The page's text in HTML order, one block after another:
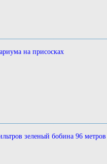
на присосках
зеленый бобина 96